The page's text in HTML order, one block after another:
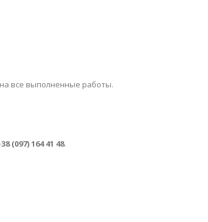
все выполненные работы.
(097) 164 41 48.